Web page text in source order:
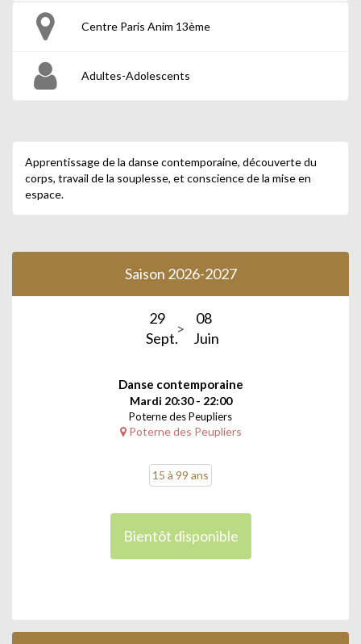
Centre Paris Anim 13ème
Adultes-Adolescents
Apprentissage de la danse contemporaine, découverte du
corps, travail de la souplesse, et conscience de la mise en
espace.
Saison 2026-2027
29
Sept.
08
Juin
Danse contemporaine
Mardi 20:30 - 22:00
Poterne des Peupliers
Poterne des Peupliers
15 à 99 ans
Bientôt disponible